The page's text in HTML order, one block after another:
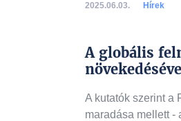
2025.06.03. Hírek
A globális
A kutatók szerint a
maradása mellett -